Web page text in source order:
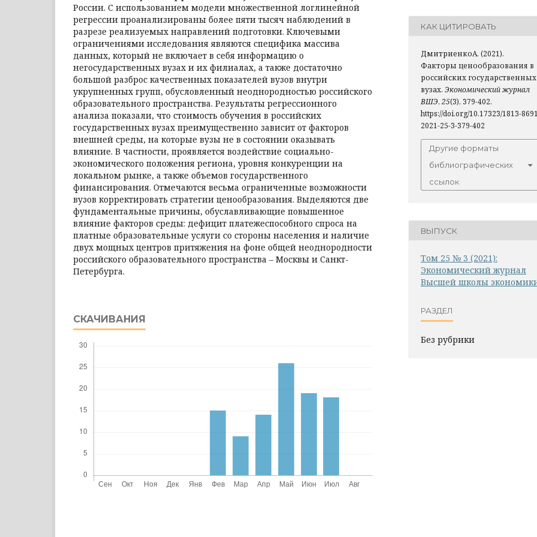
России. С использованием модели множественной логлинейной
регрессии проанализированы более пяти тысяч наблюдений в
разрезе реализуемых направлений подготовки. Ключевыми
ограничениями исследования являются специфика массива
данных, который не включает в себя информацию о
негосударственных вузах и их филиалах, а также достаточно
большой разброс качественных показателей вузов внутри
укрупненных групп, обусловленный неоднородностью российского
образовательного пространства. Результаты регрессионного
анализа показали, что стоимость обучения в российских
государственных вузах преимущественно зависит от факторов
внешней среды, на которые вузы не в состоянии оказывать
влияние. В частности, проявляется воздействие социально-
экономического положения региона, уровня конкуренции на
локальном рынке, а также объемов государственного
финансирования. Отмечаются весьма ограниченные возможности
вузов корректировать стратегии ценообразования. Выделяются две
фундаментальные причины, обуславливающие повышенное
влияние факторов среды: дефицит платежеспособного спроса на
платные образовательные услуги со стороны населения и наличие
двух мощных центров притяжения на фоне общей неоднородности
российского образовательного пространства – Москвы и Санкт-
Петербурга.
СКАЧИВАНИЯ
КАК ЦИТИРОВАТЬ
ДмитриенкоА. (2021).
Факторы ценообразования в
российских государственных
вузах. Экономический журнал
ВШЭ, 25(3), 379-402.
https://doi.org/10.17323/1813-
2021-25-3-379-402
Другие форматы
библиографических
ссылок
ВЫПУСК
Том 25 № 3 (2021):
Экономический журнал
Высшей школы
РАЗДЕЛ
Без рубрики